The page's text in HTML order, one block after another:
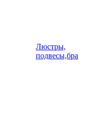
Люстры,
подвесы,бра